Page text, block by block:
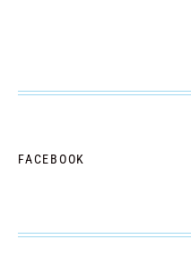
FACEBOOK